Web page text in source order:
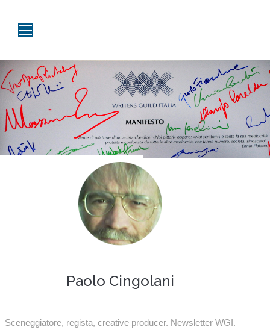
Paolo Cingolani
Sceneggiatore, regista, creative producer. Newsletter WGI.